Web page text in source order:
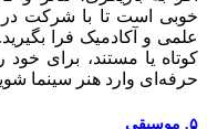
است تا با شرکت در
و آکادمیک فرا بگیرید.
یا مستند، برای خود
وارد هنر سینما شوید.